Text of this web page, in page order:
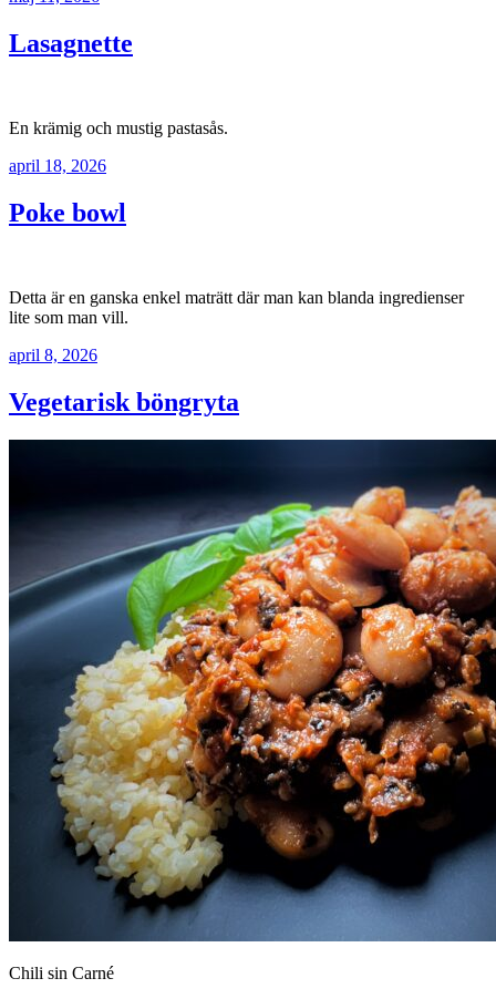
Lasagnette
En krämig och mustig pastasås.
april 18, 2026
Poke bowl
Detta är en ganska enkel maträtt där man kan blanda ingredienser
lite som man vill.
april 8, 2026
Vegetarisk böngryta
Chili sin Carné